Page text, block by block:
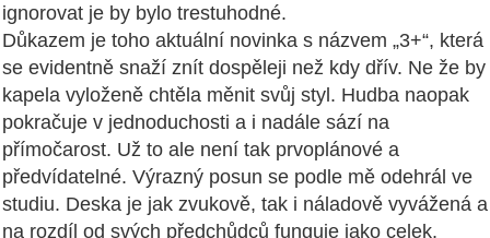
ignorovat je by bylo trestuhodné.
Důkazem je toho aktuální novinka s názvem „3+“, která
se evidentně snaží znít dospěleji než kdy dřív. Ne že by
kapela vyloženě chtěla měnit svůj styl. Hudba naopak
pokračuje v jednoduchosti a i nadále sází na
přímočarost. Už to ale není tak prvoplánové a
předvídatelné. Výrazný posun se podle mě odehrál ve
studiu. Deska je jak zvukově, tak i náladově vyvážená a
na rozdíl od svých předchůdců funguje jako celek.